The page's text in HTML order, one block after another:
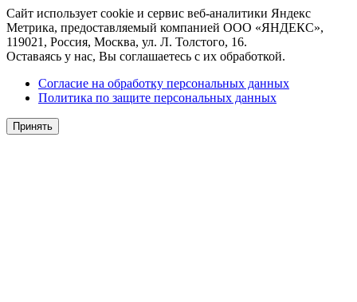
Сайт использует cookie и сервис веб-аналитики Яндекс
Метрика, предоставляемый компанией ООО «ЯНДЕКС»,
119021, Россия, Москва, ул. Л. Толстого, 16.
Оставаясь у нас, Вы соглашаетесь с их обработкой.
Согласие на обработку персональных данных
Политика по защите персональных данных
Принять